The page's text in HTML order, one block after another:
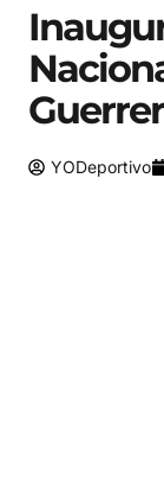
YODeportivo